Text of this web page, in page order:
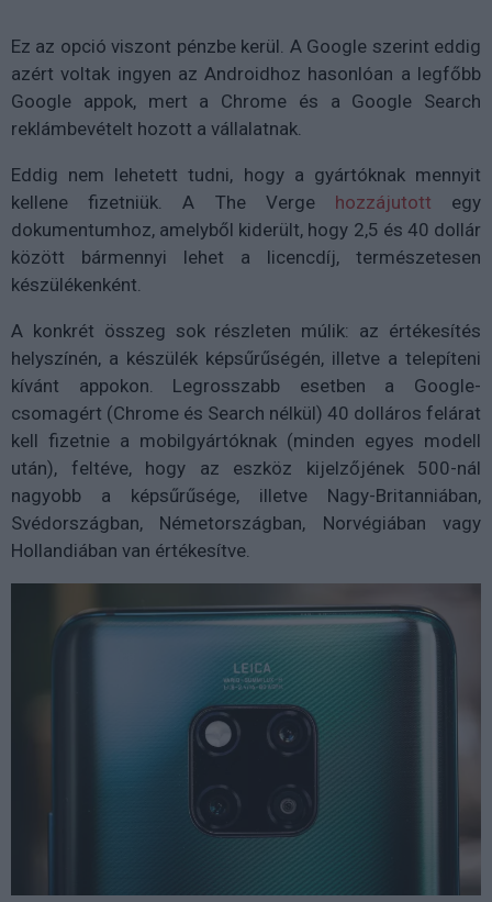
Ez az opció viszont pénzbe kerül. A Google szerint eddig
azért voltak ingyen az Androidhoz hasonlóan a legfőbb
Google appok, mert a Chrome és a Google Search
reklámbevételt hozott a vállalatnak.
Eddig nem lehetett tudni, hogy a gyártóknak mennyit
kellene fizetniük. A The Verge hozzájutott egy
dokumentumhoz, amelyből kiderült, hogy 2,5 és 40 dollár
között bármennyi lehet a licencdíj, természetesen
készülékenként.
A konkrét összeg sok részleten múlik: az értékesítés
helyszínén, a készülék képsűrűségén, illetve a telepíteni
kívánt appokon. Legrosszabb esetben a Google-
csomagért (Chrome és Search nélkül) 40 dolláros felárat
kell fizetnie a mobilgyártóknak (minden egyes modell
után), feltéve, hogy az eszköz kijelzőjének 500-nál
nagyobb a képsűrűsége, illetve Nagy-Britanniában,
Svédországban, Németországban, Norvégiában vagy
Hollandiában van értékesítve.